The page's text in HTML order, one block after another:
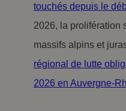
touchés depuis le
2026, la prolifération
massifs alpins et
régional de lutte
2026 en Auvergne-